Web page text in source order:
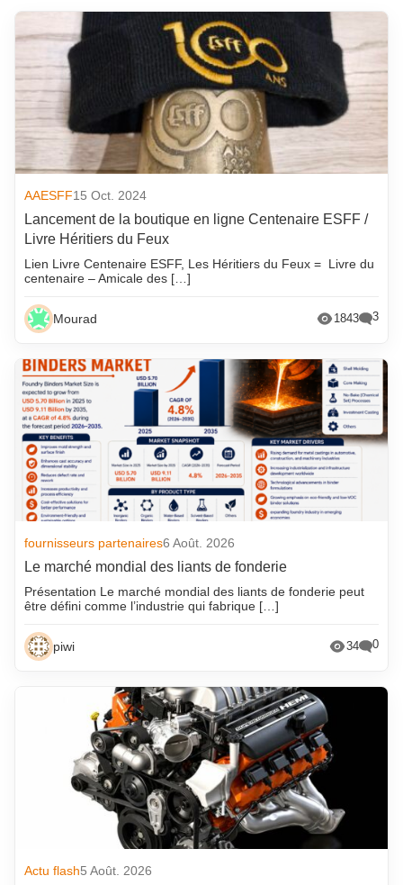
AAESFF15 Oct. 2024
Lancement de la boutique en ligne Centenaire ESFF /
Livre Héritiers du Feux
Lien Livre Centenaire ESFF, Les Héritiers du Feux = Livre du
centenaire – Amicale des […]
Mourad 1843 3
fournisseurs partenaires6 Août. 2026
Le marché mondial des liants de fonderie
Présentation Le marché mondial des liants de fonderie peut
être défini comme l’industrie qui fabrique […]
piwi 34 0
Actu flash5 Août. 2026